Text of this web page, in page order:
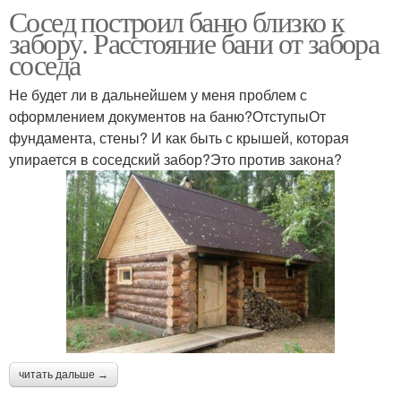
Сосед построил баню близко к
забору. Расстояние бани от забора
соседа
Не будет ли в дальнейшем у меня проблем с
оформлением документов на баню?ОтступыОт
фундамента, стены? И как быть с крышей, которая
упирается в соседский забор?Это против закона?
читать дальше →